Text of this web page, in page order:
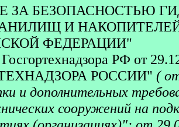
ЗА БЕЗОПАСНОСТЬЮ
И
ФЕДЕРАЦИИ"
РФ от
РОССИИ" (
и дополнительных
сооружений на